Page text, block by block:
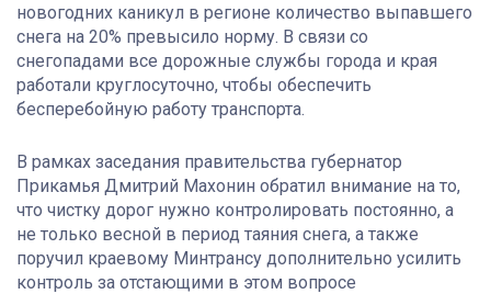
новогодних каникул в регионе количество выпавшего
снега на 20% превысило норму. В связи со
снегопадами все дорожные службы города и края
работали круглосуточно, чтобы обеспечить
бесперебойную работу транспорта.
В рамках заседания правительства губернатор
Прикамья Дмитрий Махонин обратил внимание на то,
что чистку дорог нужно контролировать постоянно, а
не только весной в период таяния снега, а также
поручил краевому Минтрансу дополнительно усилить
контроль за отстающими в этом вопросе